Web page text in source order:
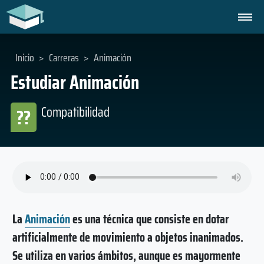
Estudiar Animación
Compatibilidad
??
Inicio > Carreras > Animación
LaAnimaciónes una técnica que consiste en dotar
artificialmente de movimiento a objetos inanimados.
Se utiliza en varios ámbitos, aunque es mayormente